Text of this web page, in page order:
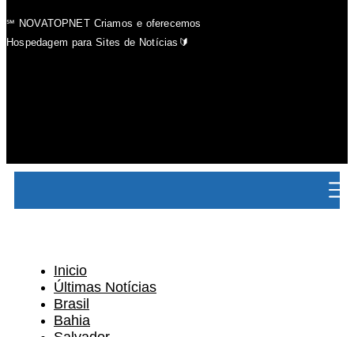
℠ NOVATOPNET Criamos e oferecemos
Hospedagem para Sites de Notícias🔰
Inicio
Últimas Notícias
Brasil
Bahia